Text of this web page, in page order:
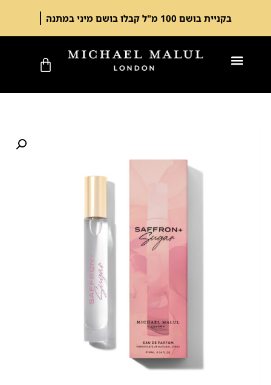
בקניית בושם 100 מ"ל קבלו בושם מיני במתנה